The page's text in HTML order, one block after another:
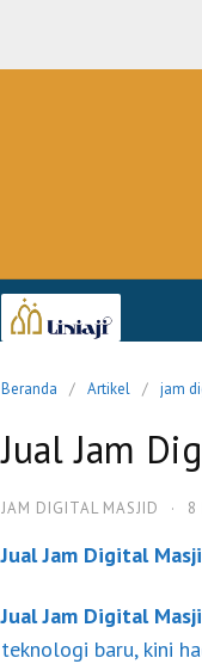
Beranda Artikel jam
Jual Jam
JAM DIGITAL MASJID · 8
Jual Jam Digital
Jual Jam Digital
teknologi baru, kini